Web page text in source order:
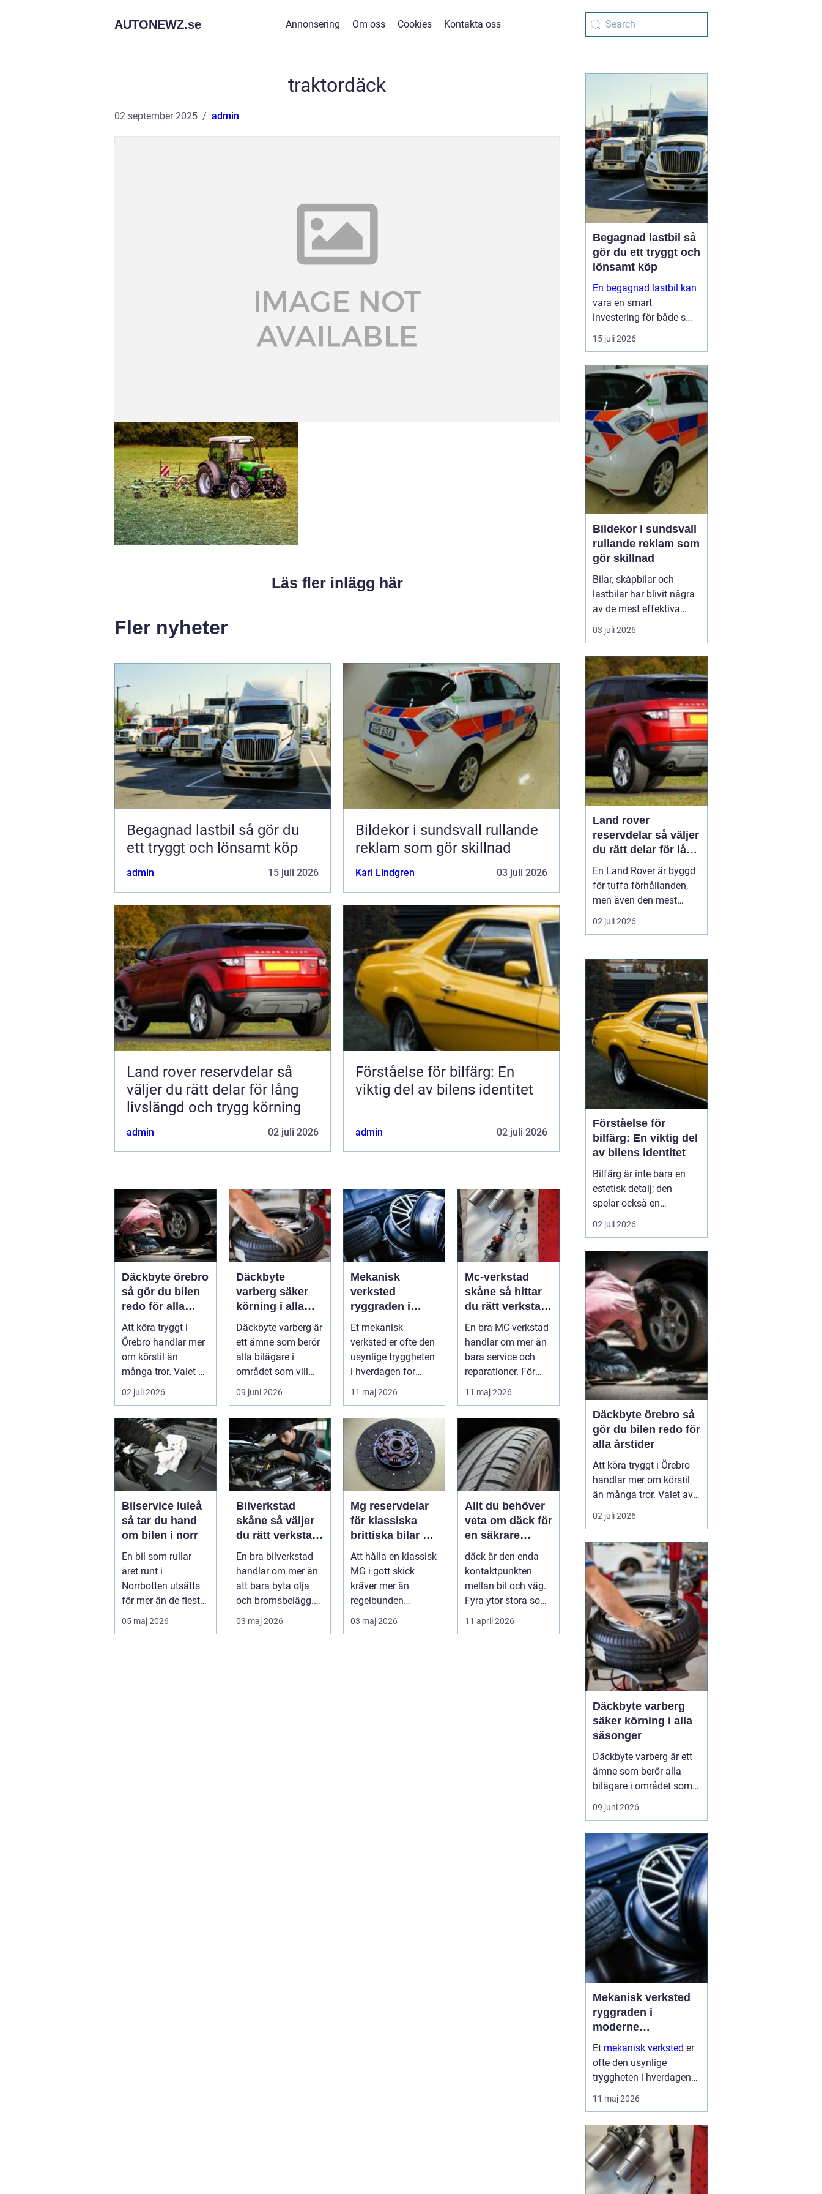
AUTONEWZ.se Annonsering Om oss Cookies Kontakta oss
traktordäck
02 september 2025 admin
Läs fler inlägg här
Fler nyheter
Begagnad lastbil så gör du
ett tryggt och lönsamt köp
admin 15 juli 2026
Bildekor i sundsvall rullande
reklam som gör skillnad
Karl Lindgren 03 juli 2026
Land rover reservdelar så
väljer du rätt delar för lång
livslängd och trygg körning
admin 02 juli 2026
Förståelse för bilfärg: En
viktig del av bilens identitet
admin 02 juli 2026
Däckbyte örebro
så gör du bilen
redo för alla
årstider
Att köra tryggt i
Örebro handlar mer
om körstil än
många tror. Valet av
däck, när de byts
och hur de...
02 juli 2026
Däckbyte
varberg säker
körning i alla
säsonger
Däckbyte varberg är
ett ämne som berör
alla bilägare i
området som vill
köra säkert året om.
När väd...
09 juni 2026
Mekanisk
verksted
ryggraden i
moderne
maskinpark
Et mekanisk
verksted er ofte den
usynlige tryggheten
i hverdagen for
både næringsliv og
privatperson...
11 maj 2026
Mc-verkstad
skåne så hittar
du rätt verkstad
för din
motorcykel
En bra MC-verkstad
handlar om mer än
bara service och
reparationer. För
många förare i
Skåne är verk...
11 maj 2026
Bilservice luleå
så tar du hand
om bilen i norr
En bil som rullar
året runt i
Norrbotten utsätts
för mer än de flesta
fordon i övriga
landet. Kyla, ...
05 maj 2026
Bilverkstad
skåne så väljer
du rätt verkstad
för din bil
En bra bilverkstad
handlar om mer än
att bara byta olja
och bromsbelägg.
För många är bilen
avgörand...
03 maj 2026
Mg reservdelar
för klassiska
brittiska bilar så
hittar du rätt
delar
Att hålla en klassisk
MG i gott skick
kräver mer än
regelbunden
service. Ägaren
behöver också ha
03 maj 2026
Allt du behöver
veta om däck för
en säkrare
bilresa
däck är den enda
kontaktpunkten
mellan bil och väg.
Fyra ytor stora som
fyra handflator
avgör bromss...
11 april 2026
Begagnad lastbil så
gör du ett tryggt och
lönsamt köp
En begagnad lastbil kan
vara en smart
investering för både små
och stora företag. Du får
ofta mycket kapacitet
leveranstid och en bil
som redan visat vad den
går för i vardagen.
Sam...
15 juli 2026
Bildekor i sundsvall
rullande reklam som
gör skillnad
Bilar, skåpbilar och
lastbilar har blivit några
av de mest effektiva
reklampelarna vi har i
vardagen. En
att ett företag syns
överallt där fordonet rör
sig på E4:an, inne i
centrum, på
industriområdet eller
utanför kundens en...
03 juli 2026
Land rover
reservdelar så väljer
du rätt delar för lång
livslängd och trygg
körning
En Land Rover är byggd
för tuffa förhållanden,
men även den mest
robusta bilen slits med
tiden. Bromsar,
packningar och
elektronik påverkas av år
av vardagskörning,
terräng och vägsalt. För
att bilen ska behålla sin
styrka och säkerh...
02 juli 2026
Förståelse för
bilfärg: En viktig del
av bilens identitet
Bilfärg är inte bara en
estetisk detalj; den
spelar också en
avgörande roll för bilens
övergripande identitet
bilfärgen kan påverka
hur en bil uppfattas,
stärka dess mär...
02 juli 2026
Däckbyte örebro så
gör du bilen redo för
alla årstider
Att köra tryggt i Örebro
handlar mer om körstil
än många tror. Valet av
däck, när de byts och hur
de monteras spelar en
säkerheten. Vädret i
Närke skiftar snabbt,
med kalla vintrar, blöta
vårvägar och varma
sommardagar. För den
som...
02 juli 2026
Däckbyte varberg
säker körning i alla
säsonger
Däckbyte varberg är ett
ämne som berör alla
bilägare i området som
vill köra säkert året om.
När vädret skiftar mellan
vintervägar och torra
sommarvägar behöver
däcken alltid vara
anpassade för
underlaget. Ett
genomtänkt däckby...
09 juni 2026
Mekanisk verksted
ryggraden i
moderne
maskinpark
Et mekanisk verksted er
ofte den usynlige
tryggheten i hverdagen
for både næringsliv og
privatpersoner. Når
produksjon stanser eller
en gravemaskin står fast
på et anlegg, er ve...
11 maj 2026